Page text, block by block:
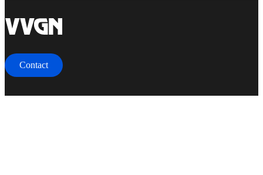
Contact